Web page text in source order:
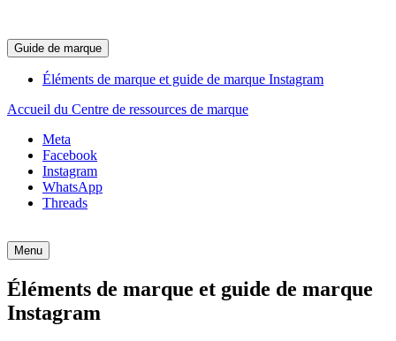
Guide de marque
Éléments de marque et guide de marque Instagram
Accueil du Centre de ressources de marque
Meta
Facebook
Instagram
WhatsApp
Threads
Menu
Éléments de marque et guide de marque
Instagram